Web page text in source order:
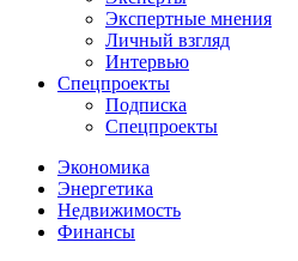
Экспертные мнения
Личный взгляд
Интервью
Спецпроекты
Подписка
Спецпроекты
Экономика
Энергетика
Недвижимость
Финансы